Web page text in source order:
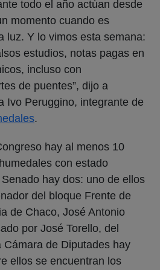
todo el año actúan desde
momento cuando es
luz. Y lo vimos esta semana:
estudios, notas pagas en
incluso con
de puentes”, dijo a
Ivo Peruggino, integrante de
.
hay al menos 10
con estado
hay dos: uno de ellos
del bloque Frente de
de Chaco, José Antonio
por José Torello, del
Cámara de Diputades hay
ellos se encuentran los